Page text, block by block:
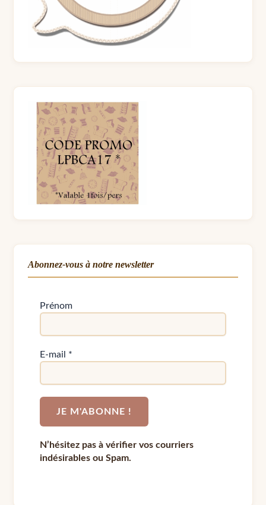
Abonnez-vous à notre newsletter
Prénom
E-mail *
N’hésitez pas à vérifier vos courriers
indésirables ou Spam.